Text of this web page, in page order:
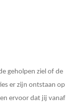
geholpen ziel of de
er zijn ontstaan op
ervoor dat jij vanaf